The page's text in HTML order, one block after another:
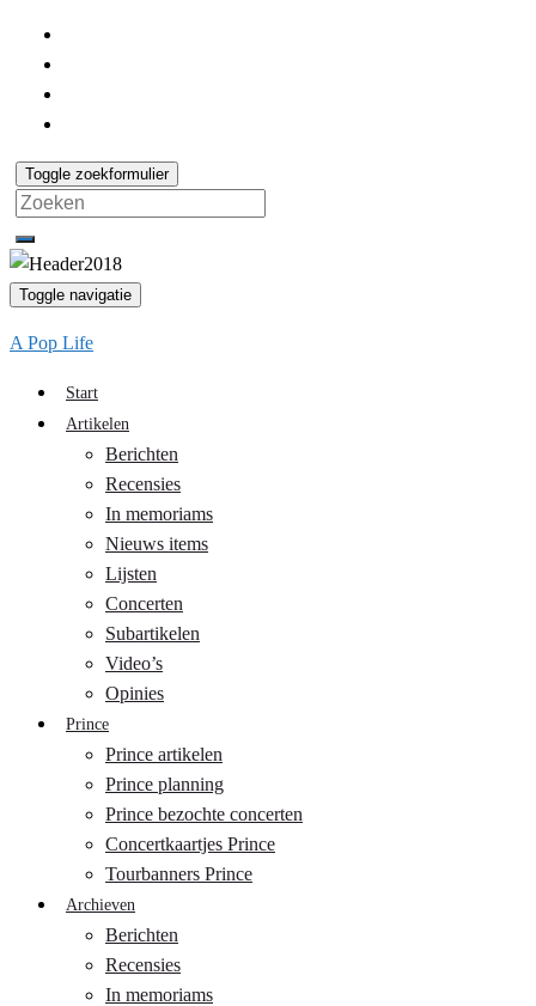
Toggle zoekformulier
Search
for:
Toggle navigatie
A Pop Life
Start
Artikelen
Berichten
Recensies
In memoriams
Nieuws items
Lijsten
Concerten
Subartikelen
Video’s
Opinies
Prince
Prince artikelen
Prince planning
Prince bezochte concerten
Concertkaartjes Prince
Tourbanners Prince
Archieven
Berichten
Recensies
In memoriams